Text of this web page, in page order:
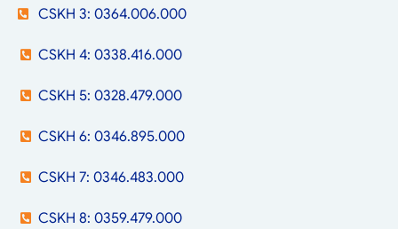
CSKH 3: 0364.006.000
CSKH 4: 0338.416.000
CSKH 5: 0328.479.000
CSKH 6: 0346.895.000
CSKH 7: 0346.483.000
CSKH 8: 0359.479.000